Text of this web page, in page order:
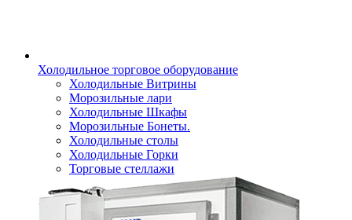
Холодильное торговое оборудование
Холодильные Витрины
Морозильные лари
Холодильные Шкафы
Морозильные Бонеты.
Холодильные столы
Холодильные Горки
Торговые стеллажи